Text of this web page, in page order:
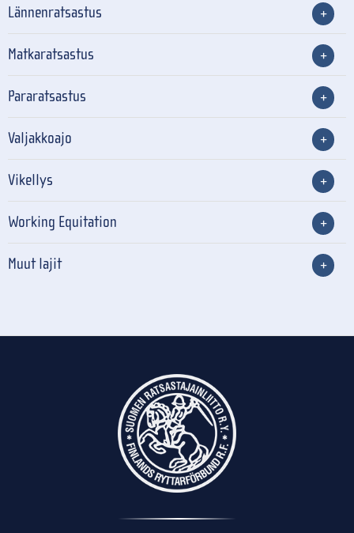
Lännenratsastus
Matkaratsastus
Pararatsastus
Valjakkoajo
Vikellys
Working Equitation
Muut lajit